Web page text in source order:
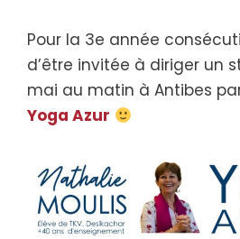
Pour la 3e année
d’être invitée à diriger un
mai au matin à Antibes
Yoga Azur